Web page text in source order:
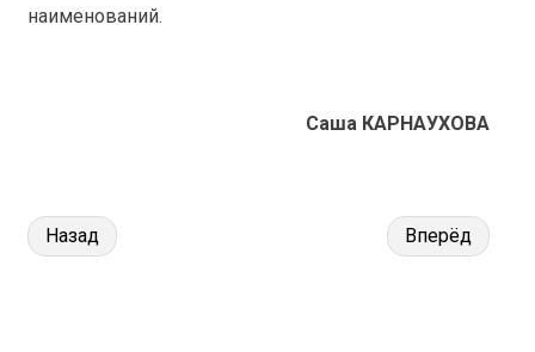
наименований.
Саша КАРНАУХОВА
Назад Вперёд